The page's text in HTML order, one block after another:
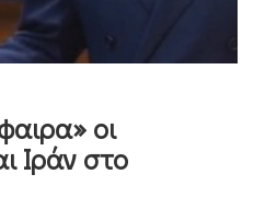
οι
Ιράν στο